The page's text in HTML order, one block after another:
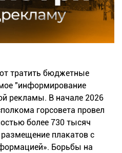
тратить бюджетные
"информирование
рекламы. В начале 2026
горсовета провел
более 730 тысяч
размещение плакатов с
Борьбы на